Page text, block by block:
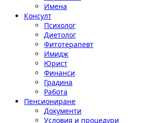
Имена
Консулт
Психолог
Диетолог
Фитотерапевт
Имидж
Юрист
Финанси
Градина
Работа
Пенсиониране
Документи
Условия и процедури